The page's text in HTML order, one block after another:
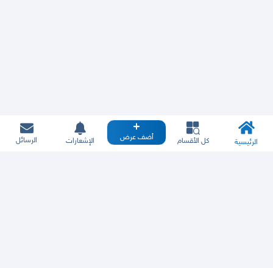
الرئيسية كل الأقسام أضف عرض الإشعارات الرسائل